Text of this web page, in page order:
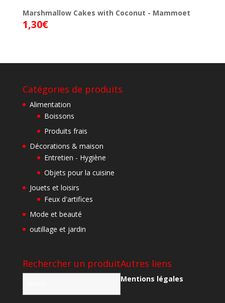
Marshmallow Cakes with Coconut - Mammoet
1,30€
Catégories de produits
Alimentation
Boissons
Produits frais
Décorations & maison
Entretien - Hygiène
Objets pour la cuisine
Jouets et loisirs
Feux d'artifices
Mode et beauté
outillage et jardin
Rechercher un produitAutres liens
Mentions légales